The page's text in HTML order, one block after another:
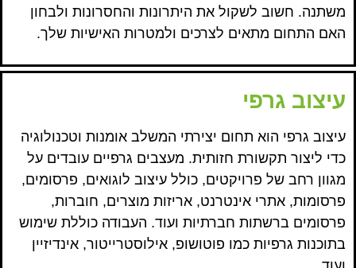
משתנה. חשוב לשקול את היתרונות והחסרונות ולבחון
האם התחום מתאים לצרכים ולמטרות האישיות שלך.
עיצוב גרפי
עיצוב גרפי הוא תחום יצירתי המשלב אומנות וטכנולוגיה
כדי ליצור תקשורת חזותית. מעצבים גרפיים עובדים על
מגוון רחב של פרויקטים, כולל עיצוב לוגואים, פרסומים,
פרסומות, אתרי אינטרנט, אריזות מוצרים, חוברות,
פרסומים ברשתות חברתיות ועוד. העבודה כוללת שימוש
בתוכנות גרפיות כמו פוטושופ, אילוסטרייטור, אינדיזיין